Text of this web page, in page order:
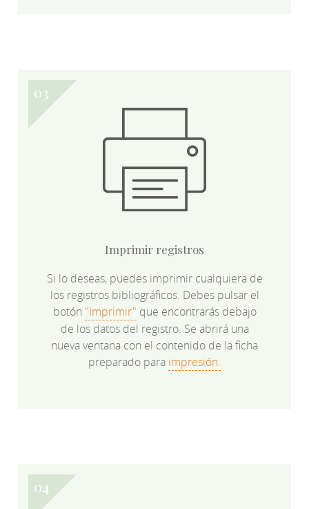
Imprimir registros
Si lo deseas, puedes imprimir cualquiera de
los registros bibliográficos. Debes pulsar el
botón "Imprimir" que encontrarás debajo
de los datos del registro. Se abrirá una
nueva ventana con el contenido de la ficha
preparado para impresión.